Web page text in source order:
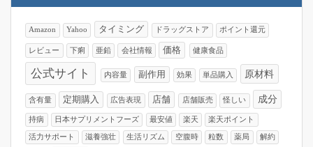
Amazon Yahoo タイミング ドラッグストア ポイント還元
レビュー 下痢 亜鉛 会社情報 価格 健康食品
公式サイト 内容量 副作用 効果 単品購入 原材料
含有量 定期購入 広告表現 店舗 店舗販売 怪しい 成分
持病 日本サプリメントフーズ 最安値 楽天 楽天ポイント
活力サポート 滋養強壮 生活リズム 空腹時 粒数 薬局 解約